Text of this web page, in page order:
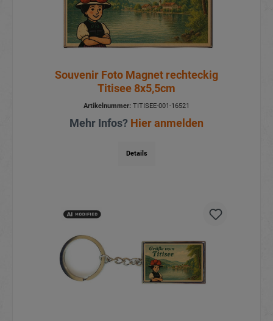
Souvenir Foto Magnet rechteckig
Titisee 8x5,5cm
Artikelnummer: TITISEE-001-16521
Mehr Infos? Hier anmelden
Details